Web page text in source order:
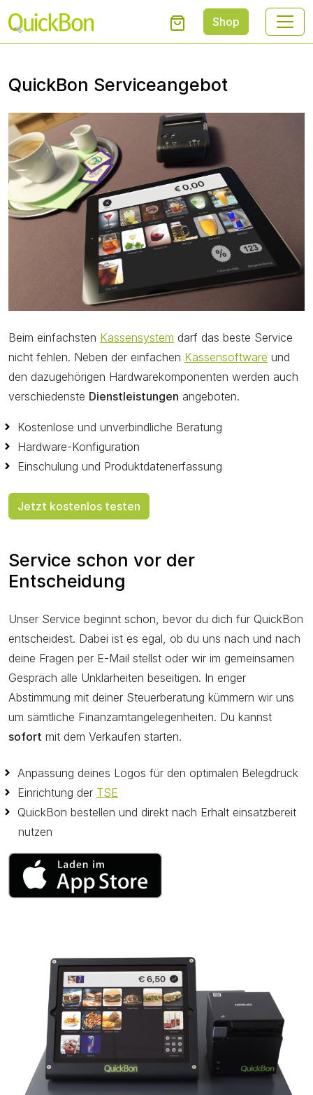
Shop
QuickBon Serviceangebot
Beim einfachsten Kassensystem darf das beste Service
nicht fehlen. Neben der einfachen Kassensoftware und
den dazugehörigen Hardwarekomponenten werden auch
verschiedenste Dienstleistungen angeboten.
Kostenlose und unverbindliche Beratung
Hardware-Konfiguration
Einschulung und Produktdatenerfassung
Jetzt kostenlos testen
Service schon vor der
Entscheidung
Unser Service beginnt schon, bevor du dich für QuickBon
entscheidest. Dabei ist es egal, ob du uns nach und nach
deine Fragen per E-Mail stellst oder wir im gemeinsamen
Gespräch alle Unklarheiten beseitigen. In enger
Abstimmung mit deiner Steuerberatung kümmern wir uns
um sämtliche Finanzamtangelegenheiten. Du kannst
sofort mit dem Verkaufen starten.
Anpassung deines Logos für den optimalen Belegdruck
Einrichtung der TSE
QuickBon bestellen und direkt nach Erhalt einsatzbereit
nutzen